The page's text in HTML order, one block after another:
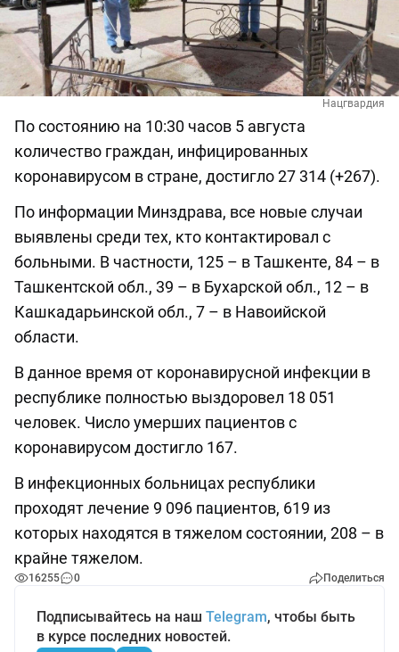
Нацгвардия
По состоянию на 10:30 часов 5 августа
количество граждан, инфицированных
коронавирусом в стране, достигло 27 314 (+267).
По информации Минздрава, все новые случаи
выявлены среди тех, кто контактировал с
больными. В частности, 125 – в Ташкенте, 84 – в
Ташкентской обл., 39 – в Бухарской обл., 12 – в
Кашкадарьинской обл., 7 – в Навоийской
области.
В данное время от коронавирусной инфекции в
республике полностью выздоровел 18 051
человек. Число умерших пациентов с
коронавирусом достигло 167.
В инфекционных больницах республики
проходят лечение 9 096 пациентов, 619 из
которых находятся в тяжелом состоянии, 208 – в
крайне тяжелом.
16255 0 Поделиться
Подписывайтесь на наш Telegram, чтобы быть
в курсе последних новостей.